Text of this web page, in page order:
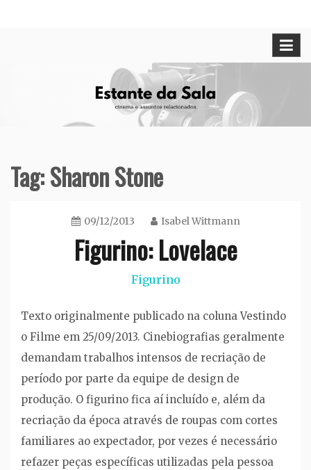
Tag:Sharon Stone
09/12/2013 Isabel Wittmann
Figurino: Lovelace
Figurino
Texto originalmente publicado na coluna Vestindo
o Filme em 25/09/2013. Cinebiografias geralmente
demandam trabalhos intensos de recriação de
período por parte da equipe de design de
produção. O figurino fica aí incluído e, além da
recriação da época através de roupas com cortes
familiares ao expectador, por vezes é necessário
refazer peças específicas utilizadas pela pessoa